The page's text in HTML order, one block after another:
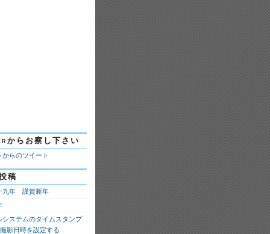
らお察し下さい
からのツイート
稿
九年 謹賀新年
システムのタイムスタンプ
影日時を設定する